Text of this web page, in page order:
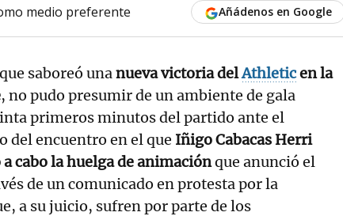
medio preferente Añádenos en Google
saboreó unanueva victoria delAthleticen la
, no pudo presumir de un ambiente de gala
primeros minutos del partido ante el
del encuentro en el que Iñigo Cabacas Herri
cabo la huelga de animaciónque anunció el
de un comunicado en protesta por la
a su juicio, sufren por parte de los